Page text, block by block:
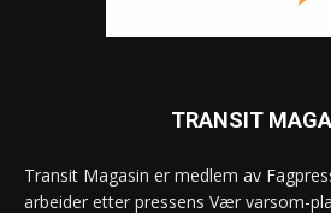
TRANSIT
Transit Magasin er medlem av
arbeider etter pressens Vær varsom-